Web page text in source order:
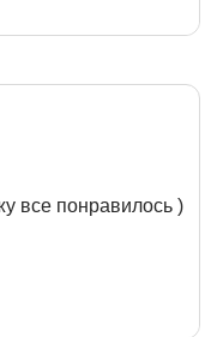
все понравилось )